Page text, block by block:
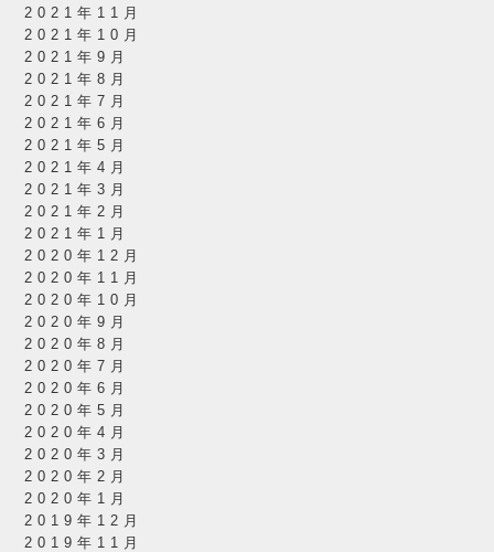
2021年11月
2021年10月
2021年9月
2021年8月
2021年7月
2021年6月
2021年5月
2021年4月
2021年3月
2021年2月
2021年1月
2020年12月
2020年11月
2020年10月
2020年9月
2020年8月
2020年7月
2020年6月
2020年5月
2020年4月
2020年3月
2020年2月
2020年1月
2019年12月
2019年11月